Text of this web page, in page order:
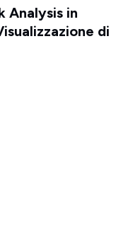
Analysis in
di